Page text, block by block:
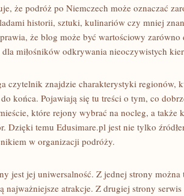
że podróż po Niemczech może oznaczać
historii, sztuki, kulinariów czy mniej
że blog może być wartościowy
miłośników odkrywania nieoczywistych
czytelnik znajdzie charakterystyki regionów,
końca. Pojawiają się tu treści o tym, co
które rejony wybrać na nocleg, a także
Dzięki temu Edusimare.pl jest nie tylko
w organizacji podróży.
jest jej uniwersalność. Z jednej strony
najważniejsze atrakcje. Z drugiej strony